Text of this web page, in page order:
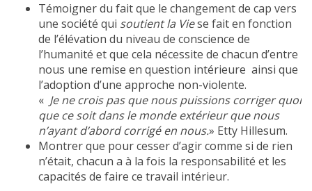
Témoigner du fait que le changement de cap vers
une société qui soutient la Viese fait en fonction
de l’élévation du niveau de conscience de
l’humanité et que cela nécessite de chacun d’entre
nous une remise en question intérieure ainsi que
l’adoption d’une approche non-violente.
« Je ne crois pas que nous puissions corriger quoi
que ce soit dans le monde extérieur que nous
n’ayant d’abord corrigé en nous.» Etty Hillesum.
Montrer que pour cesser d’agir comme si de rien
n’était, chacun a à la fois la responsabilité et les
capacités de faire ce travail intérieur.